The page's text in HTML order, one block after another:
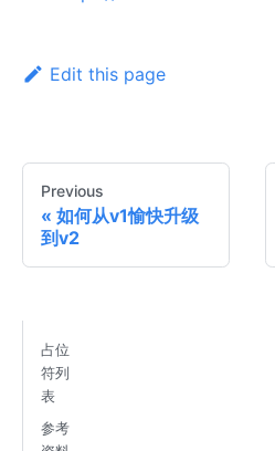
Edit this page
Previous
如何从v1愉快升级
到v2
占位
符列
表
参考